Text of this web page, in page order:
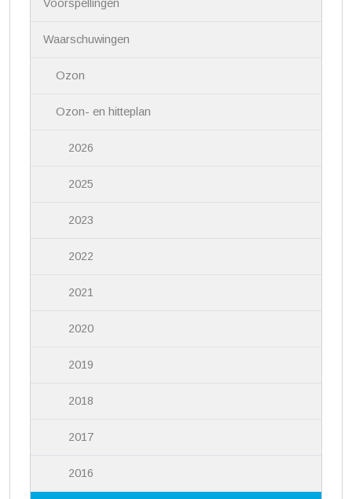
Voorspellingen
Waarschuwingen
Ozon
Ozon- en hitteplan
2026
2025
2023
2022
2021
2020
2019
2018
2017
2016